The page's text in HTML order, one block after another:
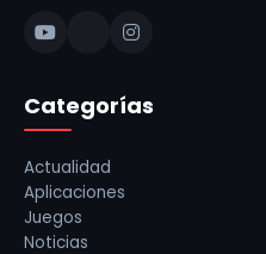
Categorías
Actualidad
Aplicaciones
Juegos
Noticias